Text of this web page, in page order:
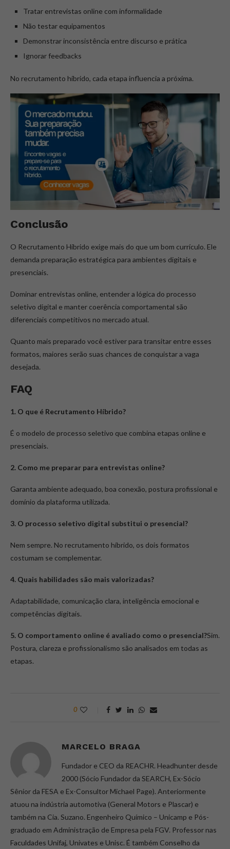
Tratar entrevistas online com informalidade
Não testar equipamentos
Demonstrar inconsistência entre discurso e prática
Ignorar feedbacks
No recrutamento híbrido, cada etapa influencia a próxima.
Conclusão
O Recrutamento Híbrido exige mais do que um bom currículo. Ele
demanda preparação estratégica para ambientes digitais e
presenciais.
Dominar entrevistas online, entender a lógica do processo
seletivo digital e manter coerência comportamental são
diferenciais competitivos no mercado atual.
Quanto mais preparado você estiver para transitar entre esses
formatos, maiores serão suas chances de conquistar a vaga
desejada.
FAQ
1. O que é Recrutamento Híbrido?
É o modelo de processo seletivo que combina etapas online e
presenciais.
2. Como me preparar para entrevistas online?
Garanta ambiente adequado, boa conexão, postura profissional e
domínio da plataforma utilizada.
3. O processo seletivo digital substitui o presencial?
Nem sempre. No recrutamento híbrido, os dois formatos
costumam se complementar.
4. Quais habilidades são mais valorizadas?
Adaptabilidade, comunicação clara, inteligência emocional e
competências digitais.
5. O comportamento online é avaliado como o presencial?Sim.
Postura, clareza e profissionalismo são analisados em todas as
etapas.
0
MARCELO BRAGA
Fundador e CEO da REACHR. Headhunter desde
2000 (Sócio Fundador da SEARCH, Ex-Sócio
Sênior da FESA e Ex-Consultor Michael Page). Anteriormente
atuou na indústria automotiva (General Motors e Plascar) e
também na Cia. Suzano. Engenheiro Químico – Unicamp e Pós-
graduado em Administração de Empresa pela FGV. Professor nas
Faculdades Unifaj, Univates e Unisc. É também Conselho da